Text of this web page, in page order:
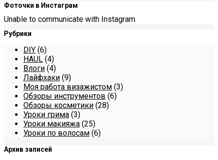
Фоточки в Инстаграм
Unable to communicate with Instagram.
Рубрики
DIY (6)
HAUL (4)
Влоги (4)
Лайфхаки (9)
Моя работа визажистом (3)
Обзоры инструментов (6)
Обзоры косметики (28)
Уроки грима (3)
Уроки макияжа (25)
Уроки по волосам (6)
Архив записей